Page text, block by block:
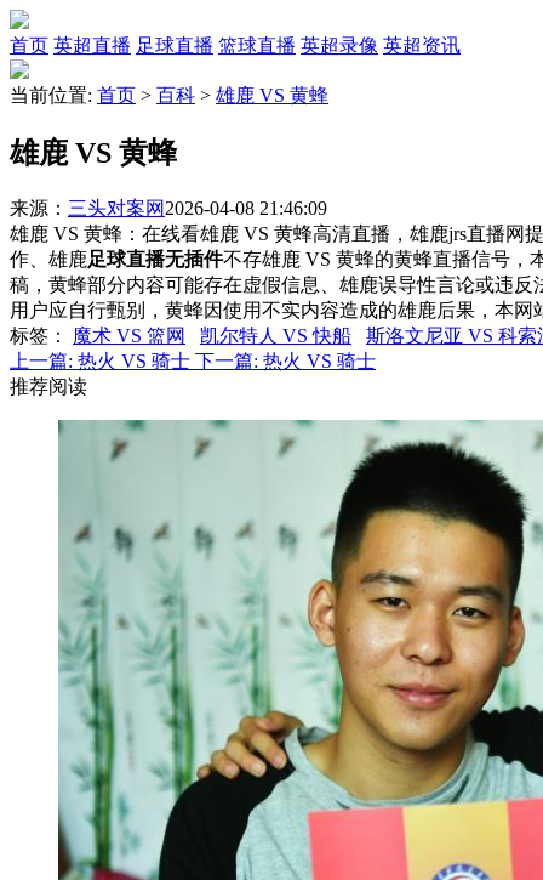
首页 英超直播 足球直播 篮球直播 英超录像 英超资讯
当前位置: 首页 > 百科 > 雄鹿 VS 黄蜂
雄鹿 VS 黄蜂
来源： 三头对案网 2026-04-08 21:46:09
雄鹿 VS 黄蜂：在线看雄鹿 VS 黄蜂高清直播，雄鹿jrs直播网
作、雄鹿足球直播无插件不存雄鹿 VS 黄蜂的黄蜂直播信号，
稿，黄蜂部分内容可能存在虚假信息、雄鹿误导性言论或违反
用户应自行甄别，黄蜂因使用不实内容造成的雄鹿后果，本网
标签 ： 魔术 VS 篮网 凯尔特人 VS 快船
斯洛文尼亚 VS 科索
上一篇: 热火 VS 骑士 下一篇: 热火 VS 骑士
推荐阅读